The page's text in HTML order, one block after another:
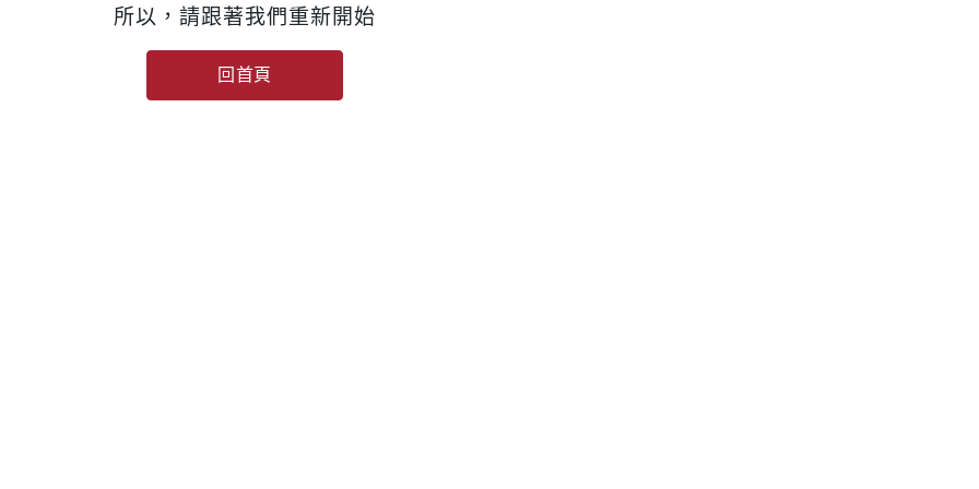
所以，請跟著我們重新開始
回首頁